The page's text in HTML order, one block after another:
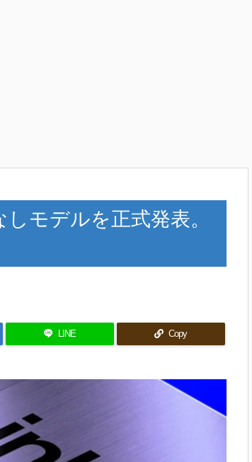
モデルを正式発表。
LINE Copy